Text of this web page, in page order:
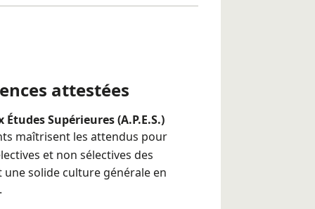
ci-dessus doit être accompagné
option Sciences
universitaire (DU).
attestées
Supérieures (A.P.E.S.)
maîtrisent les attendus pour
et non sélectives des
solide culture générale en